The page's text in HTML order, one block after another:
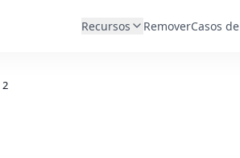
Recursos RemoverCasos
2